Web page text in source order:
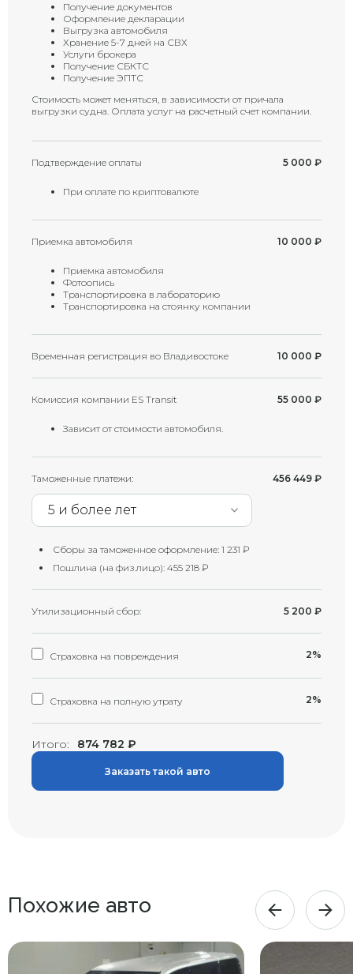
Получение документов
Оформление декларации
Выгрузка автомобиля
Хранение 5-7 дней на СВХ
Услуги брокера
Получение СБКТС
Получение ЭПТС
Стоимость может меняться, в зависимости от причала
выгрузки судна. Оплата услуг на расчетный счет компании.
Подтверждение оплаты 5 000 ₽
При оплате по криптовалюте
Приемка автомобиля 10 000 ₽
Приемка автомобиля
Фотоопись
Транспортировка в лабораторию
Транспортировка на стоянку компании
Временная регистрация во Владивостоке 10 000 ₽
Комиссия компании ES Transit 55 000 ₽
Зависит от стоимости автомобиля.
Таможенные платежи: 456 449 ₽
5 и более лет
Сборы за таможенное оформление: 1 231 ₽
Пошлина (на физ.лицо): 455 218 ₽
Утилизационный сбор: 5 200 ₽
Страховка на повреждения 2%
Страховка на полную утрату 2%
Итого: 874 782 ₽
Заказать такой авто
Похожие авто